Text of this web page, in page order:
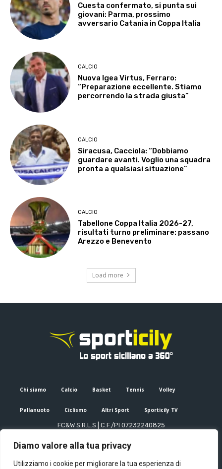
Diamo valore alla tua privacy
Utilizziamo i cookie per migliorare la tua esperienza di
Cuesta confermato, si punta sui
giovani: Parma, prossimo
avversario Catania in Coppa Italia
CALCIO
Nuova Igea Virtus, Ferraro:
“Preparazione eccellente. Stiamo
percorrendo la strada giusta”
CALCIO
Siracusa, Cacciola: “Dobbiamo
guardare avanti. Voglio una squadra
pronta a qualsiasi situazione”
CALCIO
Tabellone Coppa Italia 2026-27,
risultati turno preliminare: passano
Arezzo e Benevento
Load more
Chi siamo Calcio Basket Tennis Volley
Pallanuoto Ciclismo Altri Sport Sporticily TV
FC&W S.R.L.S | C.F./PI 07232240825
Editore e direttore responsabile: Francesco Cammuca | Registro
Mail: info@sporticily.it| Telefono:+39 371 788 7216